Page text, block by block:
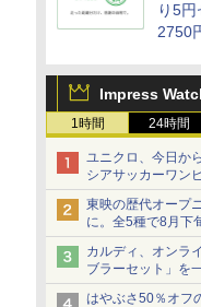
り5
2750
Impress
1時間 24時間
ユニクロ、今日か
シアサッカーワン
ショーツは1990円
東映の歴代オープ
に。全5種で8月下
カルディ、オンラ
ブラーセット」を
当選無効分
はやぶさ50％オフ